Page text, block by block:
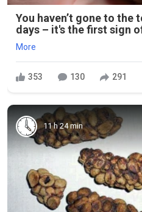
You haven’t gone to
days – it's the first sign
More
353 130 291
11 h 24 min